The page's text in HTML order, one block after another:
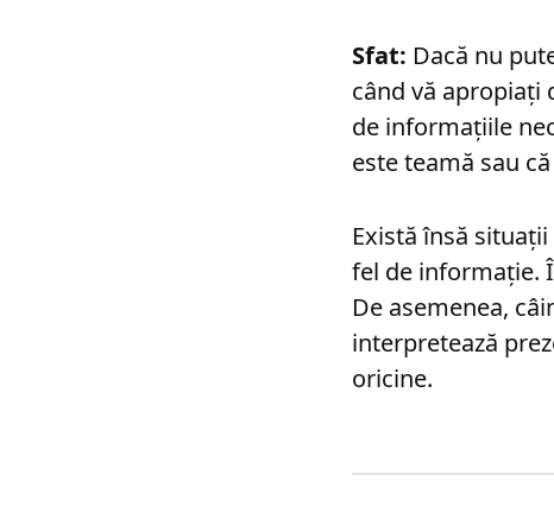
Sfat: Dacă nu
când vă apropiați
de informațiile
este teamă sau
Există însă
fel de informație.
De asemenea,
interpretează
oricine.